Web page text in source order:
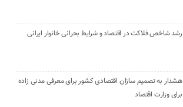
رشد شاخص فلاکت در اقتصاد و شرایط بحرانی خانوار ایرانی
هشدار به تصمیم سازان اقتصادی کشور برای معرفی مدنی زاده
برای وزارت اقتصاد